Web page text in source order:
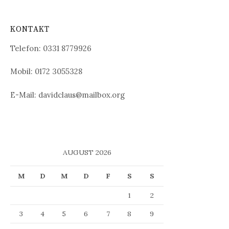
KONTAKT
Telefon: 0331 8779926
Mobil: 0172 3055328
E-Mail: davidclaus@mailbox.org
AUGUST 2026
M D M D F S S
1
2
3
4 5 6 7 8
9